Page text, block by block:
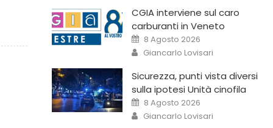
CGIA interviene sul caro
carburanti in Veneto
8 Agosto 2026
Giancarlo Lovisari
Sicurezza, punti vista diversi
sulla ipotesi Unità cinofila
8 Agosto 2026
Giancarlo Lovisari